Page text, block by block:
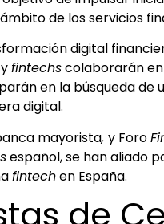
de los servicios
digital
fintechscolaborarán
en la búsqueda de
digital.
mayorista, y Foro
español, se han aliado
fintechen España.